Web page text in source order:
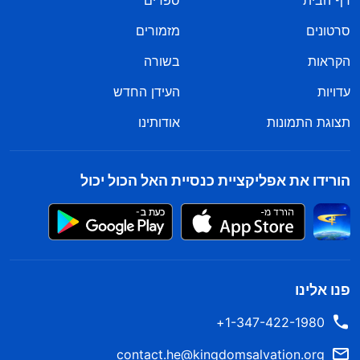
סרטונים
מזמורים
הקראות
בשורה
עדויות
העידן החדש
תצוגת התמונות
אודותינו
הורידו את אפליקציית כנסיית האל הכול יכול
פנו אלינו
1-347-422-1980+
contact.he@kingdomsalvation.org